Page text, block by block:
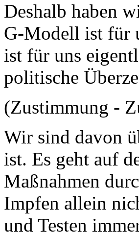
Deshalb haben
G-Modell ist für
ist für uns
politische
(Zustimmung -
Wir sind davon
ist. Es geht auf
Maßnahmen
Impfen allein
und Testen